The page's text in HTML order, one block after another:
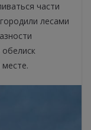
части
лесами